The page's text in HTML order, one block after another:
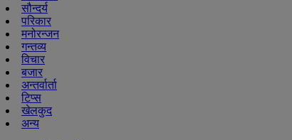
सौन्दर्य
परिकार
मनोरन्जन
गन्तव्य
विचार
बजार
अन्तर्वार्ता
टिप्स
खेलकुद
अन्य